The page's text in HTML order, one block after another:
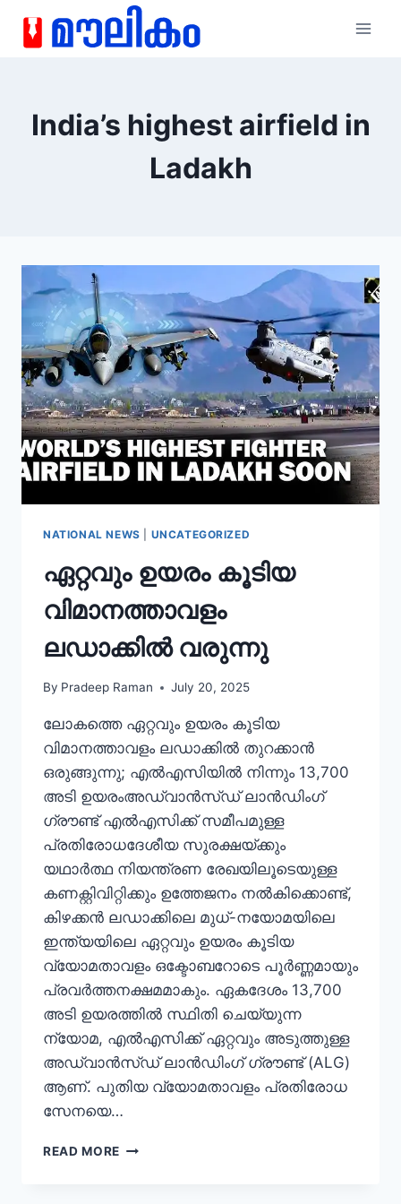
India’s highest airfield in
Ladakh
NATIONAL NEWS UNCATEGORIZED
ഏറ്റവും ഉയരം കൂടിയ
വിമാനത്താവളം
ലഡാക്കിൽ വരുന്നു
By Pradeep Raman July 20, 2025
ലോകത്തെ ഏറ്റവും ഉയരം കൂടിയ
വിമാനത്താവളം ലഡാക്കിൽ തുറക്കാൻ
ഒരുങ്ങുന്നു; എൽഎസിയിൽ നിന്നും 13,700
അടി ഉയരംഅഡ്വാൻസ്ഡ് ലാൻഡിംഗ്
ഗ്രൗണ്ട് എൽ‌എസിക്ക് സമീപമുള്ള
പ്രതിരോധദേശീയ സുരക്ഷയ്ക്കും
യഥാർത്ഥ നിയന്ത്രണ രേഖയിലൂടെയുള്ള
കണക്റ്റിവിറ്റിക്കും ഉത്തേജനം നൽകിക്കൊണ്ട്,
കിഴക്കൻ ലഡാക്കിലെ മുധ്-നയോമയിലെ
ഇന്ത്യയിലെ ഏറ്റവും ഉയരം കൂടിയ
വ്യോമതാവളം ഒക്ടോബറോടെ പൂർണ്ണമായും
പ്രവർത്തനക്ഷമമാകും. ഏകദേശം 13,700
അടി ഉയരത്തിൽ സ്ഥിതി ചെയ്യുന്ന
ന്യോമ, എൽ‌എസിക്ക് ഏറ്റവും അടുത്തുള്ള
അഡ്വാൻസ്ഡ് ലാൻഡിംഗ് ഗ്രൗണ്ട് (ALG)
ആണ്. പുതിയ വ്യോമതാവളം പ്രതിരോധ
സേനയെ…
READ MORE